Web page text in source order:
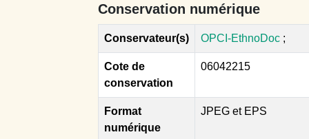
Conservation numérique
Conservateur(s) OPCI-EthnoDoc ;
Cote de
conservation
06042215
Format
numérique
JPEG et EPS